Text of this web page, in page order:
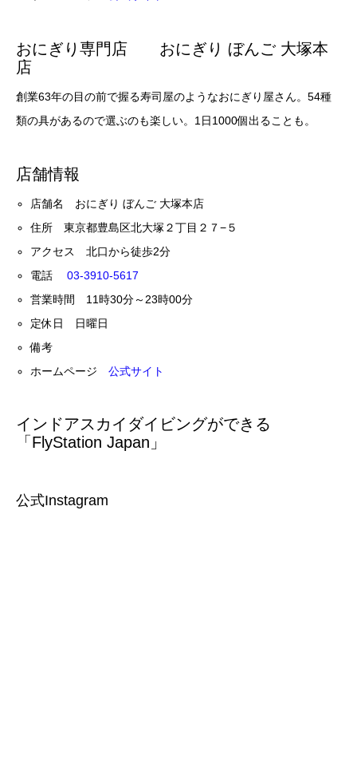
おにぎり専門店 おにぎり ぼんご 大塚本
店
創業63年の目の前で握る寿司屋のようなおにぎり屋さん。54種
類の具があるので選ぶのも楽しい。1日1000個出ることも。
店舗情報
店舗名 おにぎり ぼんご 大塚本店
住所 東京都豊島区北大塚２丁目２７−５
アクセス 北口から徒歩2分
電話03-3910-5617
営業時間 11時30分～23時00分
定休日 日曜日
備考
ホームページ公式サイト
インドアスカイダイビングができる
「FlyStation Japan」
公式Instagram